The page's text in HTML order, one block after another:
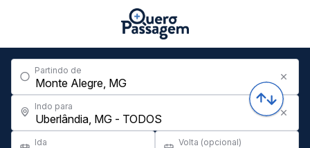
Partindo de
Indo para
Ida Volta (opcional)